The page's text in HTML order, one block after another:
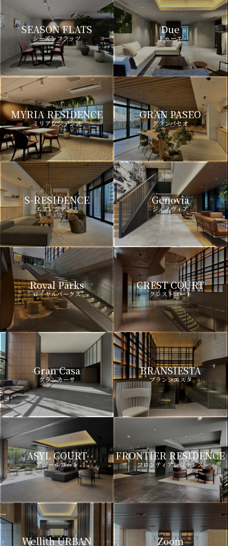
SEASON FLATS
シーズンフラッツ
Due
ドゥーエ
MYRIA RESIDENCE
ミリアレジデンス
GRAN PASEO
グランパセオ
S-RESIDENCE
エスレジデンス
Genovia
ジェノヴィア
Royal Parks
ロイヤルパークス
CREST COURT
クレストコート
Gran Casa
グランカーサ
BRANSIESTA
ブランシエスタ
ASYL COURT
アジールコート
FRONTIER RESIDENCE
フロンティアレジデンス
Wellith URBAN Zoom